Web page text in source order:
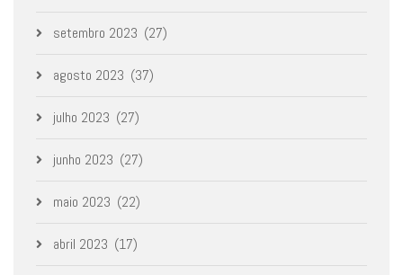
setembro 2023 (27)
agosto 2023 (37)
julho 2023 (27)
junho 2023 (27)
maio 2023 (22)
abril 2023 (17)